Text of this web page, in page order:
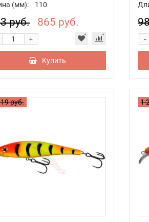
(мм):
110
руб. 865 руб.
+
Купить
-
руб. 1